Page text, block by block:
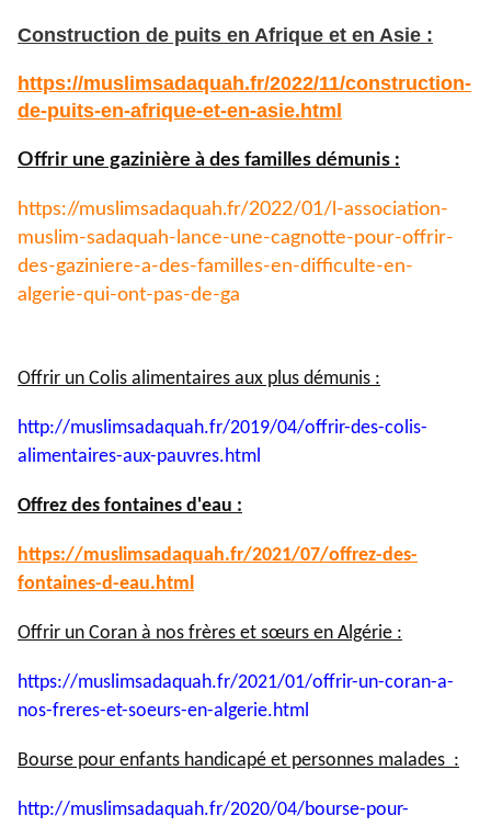
Construction de puits en Afrique et en Asie :
https://muslimsadaquah.fr/2022/11/construction-
de-puits-en-afrique-et-en-asie.html
Offrir une gazinière à des familles démunis :
https://muslimsadaquah.fr/2022/01/l-association-
muslim-sadaquah-lance-une-cagnotte-pour-offrir-
des-gaziniere-a-des-familles-en-difficulte-en-
algerie-qui-ont-pas-de-ga
Offrir un Colis alimentaires aux plus démunis :
http://muslimsadaquah.fr/2019/04/offrir-des-colis-
alimentaires-aux-pauvres.html
Offrez des fontaines d'eau :
https://muslimsadaquah.fr/2021/07/offrez-des-
fontaines-d-eau.html
Offrir un Coran à nos frères et sœurs en Algérie :
https://muslimsadaquah.fr/2021/01/offrir-un-coran-a-
nos-freres-et-soeurs-en-algerie.html
Bourse pour enfants handicapé et personnes malades :
http://muslimsadaquah.fr/2020/04/bourse-pour-